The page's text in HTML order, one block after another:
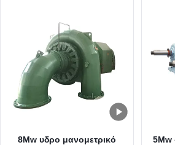
8Mw υδρο μανομετρικό
5Mw